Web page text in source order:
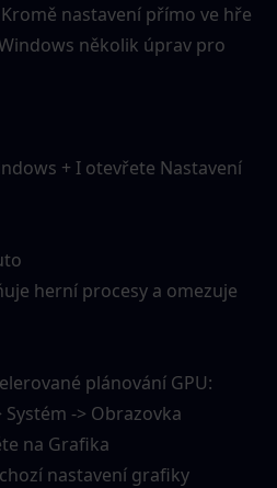
nastavení přímo ve hře
několik úprav pro
+ I otevřete Nastavení
herní procesy a omezuje
plánování GPU:
-> Obrazovka
na Grafika
nastavení grafiky